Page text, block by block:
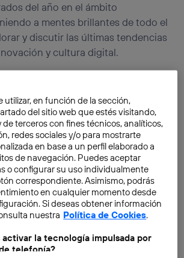
del año en el ámbito
a mentes brillantes de todo el
y discutir las últimas tendencias
y cultura digital.
su compromiso con la
digital a través de los
enTelefónica Open Gateway.
en saber más? ¡Te contamos todo
utilizar, en función de la sección,
del sitio web que estés visitando,
de terceros con fines técnicos, analíticos,
redes sociales y/o para mostrarte
en base a un perfil elaborado a
de navegación. Puedes aceptar
o configurar su uso individualmente
correspondiente. Asimismo, podrás
en cualquier momento desde
Si deseas obtener información
nuestra Política de Cookies.
activar la tecnología impulsada por
telefonía?